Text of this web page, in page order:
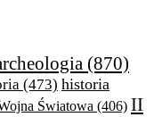
(870)
(473) historia
Światowa (406) II